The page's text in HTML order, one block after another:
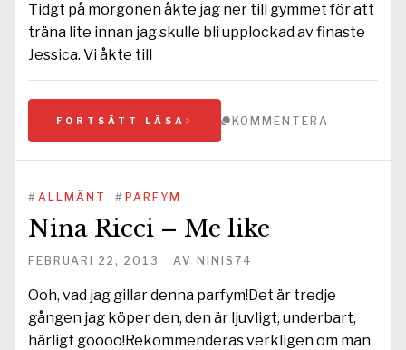
Tidgt på morgonen åkte jag ner till gymmet för att
träna lite innan jag skulle bli upplockad av finaste
Jessica. Vi åkte till
FORTSÄTT LÄSA KOMMENTERA
# ALLMÄNT # PARFYM
Nina Ricci – Me like
FEBRUARI 22, 2013 AV NINIS74
Ooh, vad jag gillar denna parfym!Det är tredje
gången jag köper den, den är ljuvligt, underbart,
härligt goooo!Rekommenderas verkligen om man